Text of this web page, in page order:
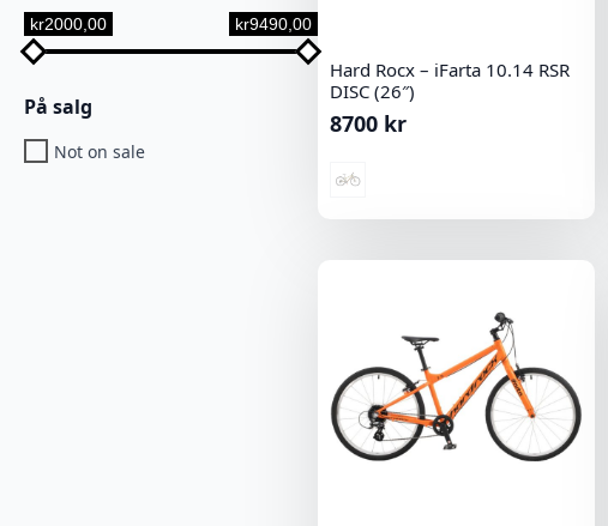
kr2000,00 kr9490,00
På salg
Not on sale
Hard Rocx – iFarta 10.14 RSR
DISC (26″)
8700 kr